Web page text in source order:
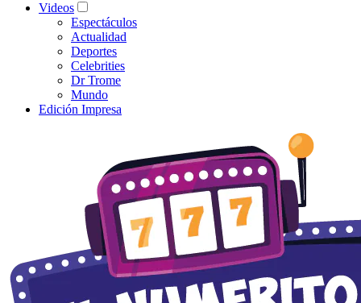
Videos
Espectáculos
Actualidad
Deportes
Celebrities
Dr Trome
Mundo
Edición Impresa